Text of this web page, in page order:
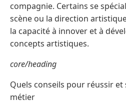
compagnie. Certains se
scène ou la direction
la capacité à innover et à
concepts artistiques.
core/heading
Quels conseils pour réussir
métier